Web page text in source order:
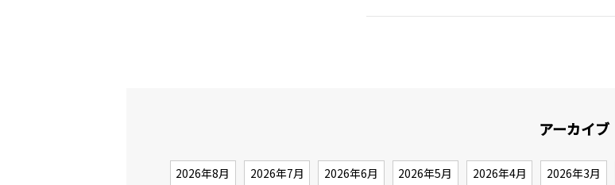
アーカイブ
2026年8月 2026年7月 2026年6月 2026年5月 2026年4月 2026年3月